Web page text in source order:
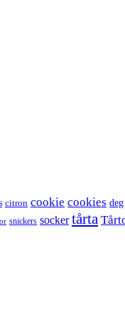
citron cookie cookies deg
snickers socker tårta